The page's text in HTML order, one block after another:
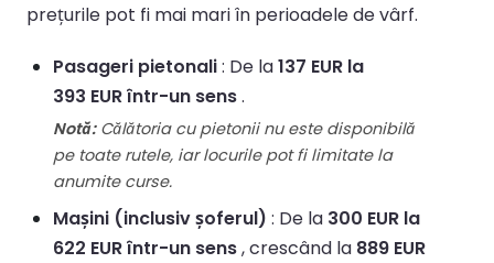
prețurile pot fi mai mari în perioadele de vârf.
Pasageri pietonali: De la137 EUR la
393 EUR într-un sens.
Notă:Călătoria cu pietonii nu este disponibilă
pe toate rutele, iar locurile pot fi limitate la
anumite curse.
Mașini (inclusiv șoferul) : De la 300 EUR la
622 EUR într-un sens, crescând la 889 EUR